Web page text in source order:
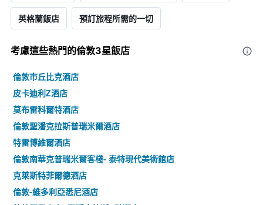
英格蘭飯店 預訂旅程所需的一切
考慮這些熱門的倫敦3星​飯店
倫敦市丘比克酒店
皮卡迪利Z酒店
莫布雷科爾特酒店
倫敦聖潘克拉斯普瑞米爾酒店
特雷博維爾酒店
倫敦南華克普瑞米爾客棧- 泰特現代美術館店
克萊斯特菲爾德酒店
倫敦-維多利亞悉尼酒店